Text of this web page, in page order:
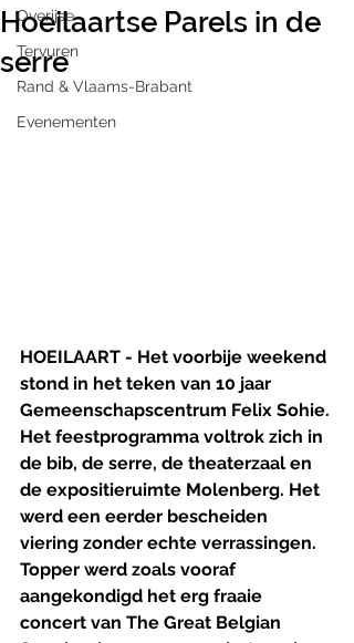
Overijse
Tervuren
Rand & Vlaams-Brabant
Evenementen
Hoeilaartse Parels in de
serre
HOEILAART - Het voorbije weekend
stond in het teken van 10 jaar
Gemeenschapscentrum Felix Sohie.
Het feestprogramma voltrok zich in
de bib, de serre, de theaterzaal en
de expositieruimte Molenberg. Het
werd een eerder bescheiden
viering zonder echte verrassingen.
Topper werd zoals vooraf
aangekondigd het erg fraaie
concert van The Great Belgian